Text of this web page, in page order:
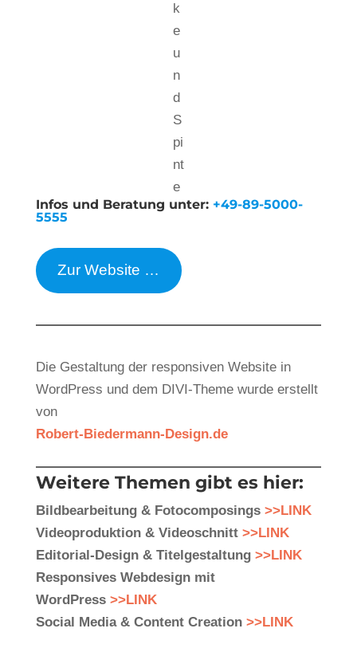
k
e
u
n
d
S
pi
nt
e
Infos und Beratung unter: +49-89-5000-
5555
Zur Website …
Die Gestaltung der responsiven Website in
WordPress und dem DIVI-Theme wurde erstellt
von
Robert-Biedermann-Design.de
Weitere Themen gibt es hier:
Bildbearbeitung & Fotocomposings >>LINK
Videoproduktion & Videoschnitt >>LINK
Editorial-Design & Titelgestaltung >>LINK
Responsives Webdesign mit
WordPress >>LINK
Social Media & Content Creation >>LINK